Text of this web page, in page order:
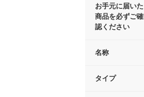
お手元に届いた
商品を必ずご確
認ください
名称
タイプ